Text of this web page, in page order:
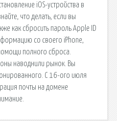
iOS-устройства в
что делать, если вы
как сбросить пароль Apple ID
со своего iPhone,
полного сброса.
наводнили рынок. Вы
C 16-ого июля
почты на домене